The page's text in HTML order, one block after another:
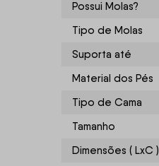
Possui Molas?
Tipo de Molas
Suporta até
Material dos Pés
Tipo de Cama
Tamanho
Dimensões ( LxC )